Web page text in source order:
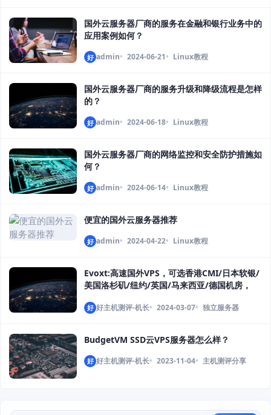
国外云服务器厂商的服务在金融和银行业务中的
应用案例如何？
好 admin 2024-06-21 Linux教程
国外云服务器厂商的服务升级和降级流程是怎样
的？
好 admin 2024-06-18 Linux教程
国外云服务器厂商的网络监控和安全防护措施如
何？
好 admin 2024-06-14 Linux教程
便宜的国外云服务器推荐
好 admin 2024-04-22 Linux教程
Evoxt:高速国外VPS，可选香港CMI/日本软银/
美国洛杉矶/纽约/英国/马来西亚/德国机房，
好 好主机测评-机长 2024-03-07 独立服务器
BudgetVM SSD云VPS服务器怎么样？
好 好主机测评-机长 2023-11-04 主机测评分享